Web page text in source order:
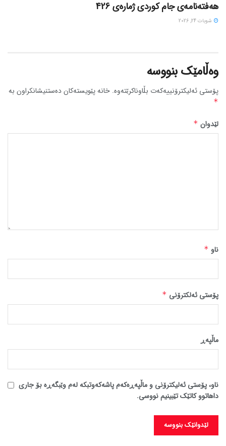
هەفتەنامەی جام کوردی ژمارەی 426
شوبات 24, 2026
وەڵامێک بنووسە
پۆستی ئەلیکترۆنییەکەت بڵاوناکرێتەوە. خانە پێویستەکان دەستنیشانکراون بە
*
لێدوان*
ناو *
پۆستی ئەلکترۆنی *
ماڵپه‌ڕ
ناو، پۆستی ئەلیکترۆنی و ماڵپەڕەکەم پاشەکەوتبکە لەم وێبگەڕە بۆ جاری
داهاتوو کاتێک تێبینیم نووسی.